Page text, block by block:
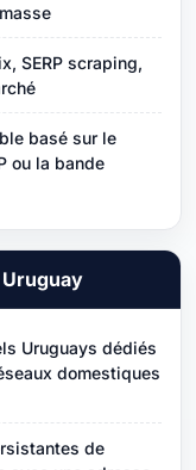
SERP scraping,
basé sur le
ou la bande
Uruguays dédiés
domestiques
de